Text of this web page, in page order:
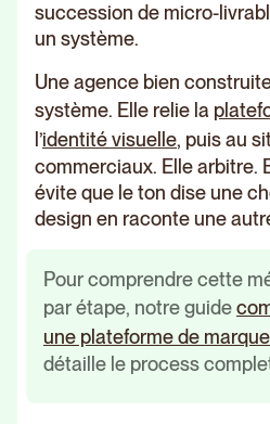
succession de micro-
un système.
Une agence bien
système. Elle relie la
l’identité visuelle, puis au
commerciaux. Elle arbitre.
évite que le ton dise une
design en raconte une
Pour comprendre cette
par étape, notre guide
une plateforme de
détaille le process